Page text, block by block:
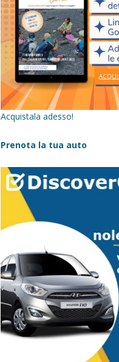
Acquistala adesso!
Prenota la tua auto